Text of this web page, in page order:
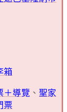
箱
＋導覽 、 聖家
票